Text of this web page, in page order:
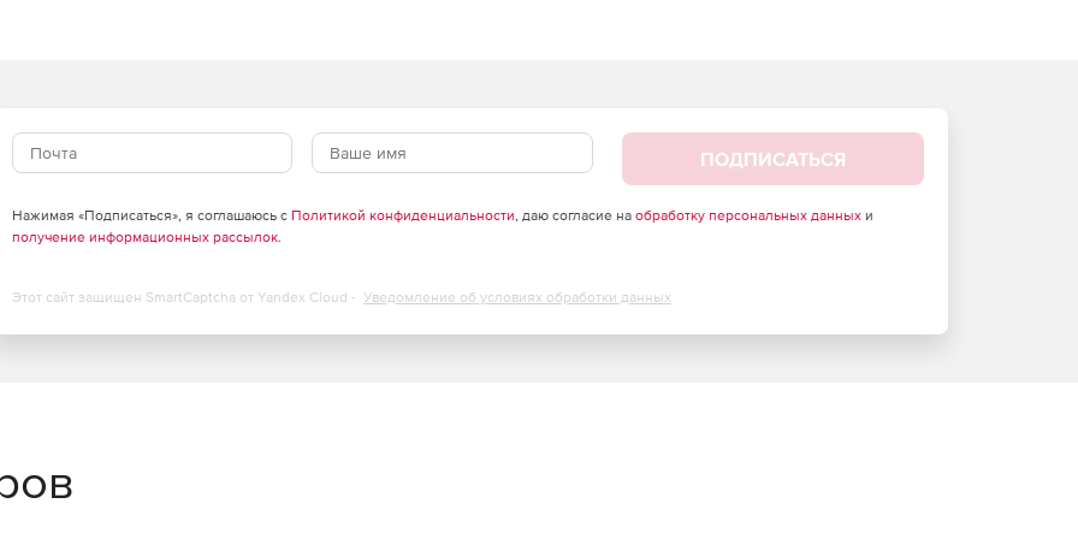
с развитыми возможностями для управления
режиме: позволяет возобновить эту
сведения о возможных проблемах с
ПОДПИСАТЬСЯ
Нажимая «Подписаться», я соглашаюсь с Политикой конфиденциальности, даю согласие на обработку персональных данныхи
получение информационных рассылок.
Этот сайт защищен SmartCaptcha от Yandex Cloud - Уведомление об условиях обработки данных